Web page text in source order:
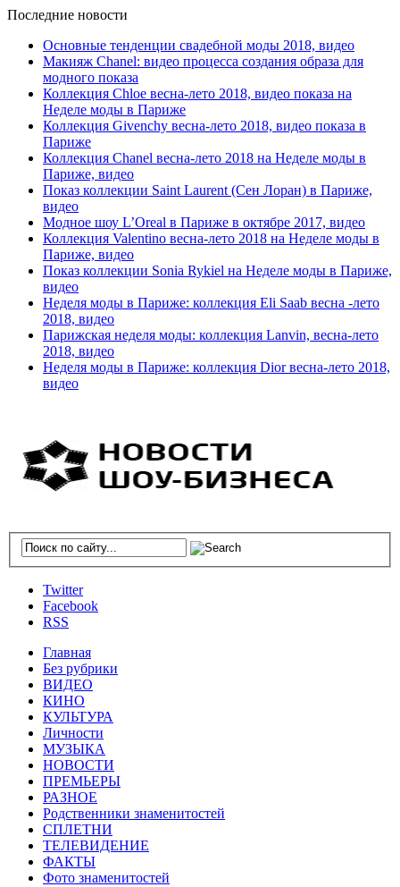
Последние новости
Основные тенденции свадебной моды 2018, видео
Макияж Chanel: видео процесса создания образа для
модного показа
Коллекция Chloe весна-лето 2018, видео показа на
Неделе моды в Париже
Коллекция Givenchy весна-лето 2018, видео показа в
Париже
Коллекция Chanel весна-лето 2018 на Неделе моды в
Париже, видео
Показ коллекции Saint Laurent (Сен Лоран) в Париже,
видео
Модное шоу L’Oreal в Париже в октябре 2017, видео
Коллекция Valentino весна-лето 2018 на Неделе моды в
Париже, видео
Показ коллекции Sonia Rykiel на Неделе моды в Париже,
видео
Неделя моды в Париже: коллекция Eli Saab весна -лето
2018, видео
Парижская неделя моды: коллекция Lanvin, весна-лето
2018, видео
Неделя моды в Париже: коллекция Dior весна-лето 2018,
видео
Twitter
Facebook
RSS
Главная
Без рубрики
ВИДЕО
КИНО
КУЛЬТУРА
Личности
МУЗЫКА
НОВОСТИ
ПРЕМЬЕРЫ
РАЗНОЕ
Родственники знаменитостей
СПЛЕТНИ
ТЕЛЕВИДЕНИЕ
ФАКТЫ
Фото знаменитостей